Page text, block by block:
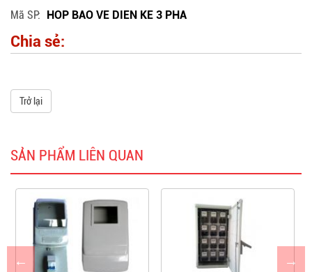
Mã SP HOP BAO VE DIEN KE 3 PHA
Chia sẻ:
Trở lại
SẢN PHẨM LIÊN QUAN